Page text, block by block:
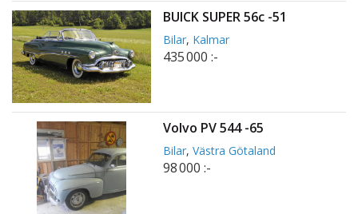
BUICK SUPER 56c -51
Bilar, Kalmar
435 000 :-
Volvo PV 544 -65
Bilar,Västra Götaland
98 000 :-